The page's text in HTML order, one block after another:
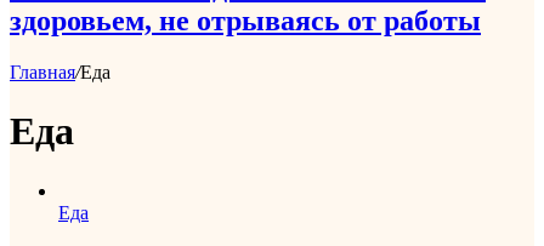
здоровьем, не отрываясь от работы
Главная/Еда
Еда
Еда